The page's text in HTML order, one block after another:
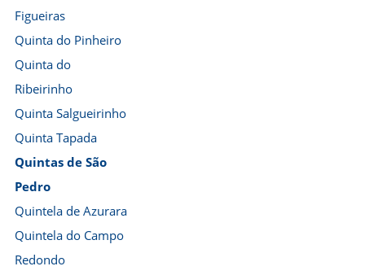
Figueiras
Quinta do Pinheiro
Quinta do
Ribeirinho
Quinta Salgueirinho
Quinta Tapada
Quintas de São
Pedro
Quintela de Azurara
Quintela do Campo
Redondo